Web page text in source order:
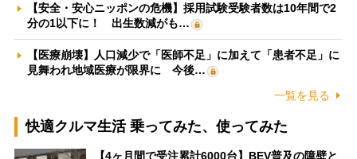
【安全・安心ニッポンの危機】採用試験受験者数は10年間で2
分の1以下に！ 出生数減がも…
【医療崩壊】人口減少で「医師不足」に加えて「患者不足」に
見舞われ地域医療が限界に 今後…
一覧を見る
快適クルマ生活 乗ってみた、使ってみた
【4ヶ月間で受注累計6000台】BEV普及の障壁と